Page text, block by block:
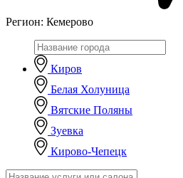
Регион: Кемерово
Киров
Белая Холуница
Вятские Поляны
Зуевка
Кирово-Чепецк